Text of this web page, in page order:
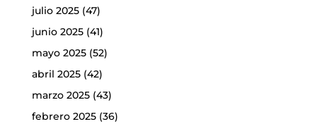
julio 2025(47)
junio 2025(41)
mayo 2025(52)
abril 2025(42)
marzo 2025(43)
febrero 2025(36)